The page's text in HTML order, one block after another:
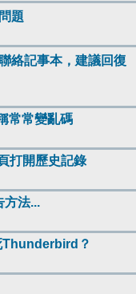
題
絡記事本，建議回復
常常變亂碼
打開歷史記錄
方法...
？